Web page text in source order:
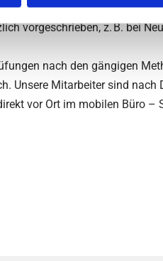
schützt Boden und
vorgeschrieben, z. B. bei
nach den gängigen
Unsere Mitarbeiter sind nach
vor Ort im mobilen Büro –